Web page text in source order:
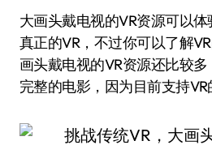
大画头戴电视的VR资源可以
真正的VR，不过你可以了解
画头戴电视的VR资源还比较
完整的电影，因为目前支持VR